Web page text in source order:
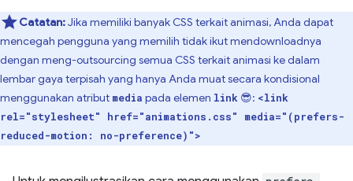
Catatan:Jika memiliki banyak CSS terkait animasi, Anda dapat
mencegah pengguna yang memilih tidak ikut mendownloadnya
dengan meng-outsourcing semua CSS terkait animasi ke dalam
lembar gaya terpisah yang hanya Anda muat secara kondisional
menggunakan atribut media pada elemen link 😎: <link
rel="stylesheet" href="animations.css" media="(prefers-
reduced-motion: no-preference)">